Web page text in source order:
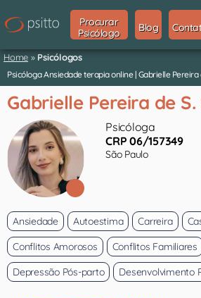
Procurar
Psicólogo
Blog
Home » Psicólogos
Psicóloga Ansiedade terapia online | Gabrielle Pereira
Gabrielle Pereira de
Psicóloga
CRP 06/157349
São Paulo
Ansiedade Autoestima Carreira
Conflitos Amorosos
Conflitos Familiares
Depressão Pós-parto
Desenvolvimento